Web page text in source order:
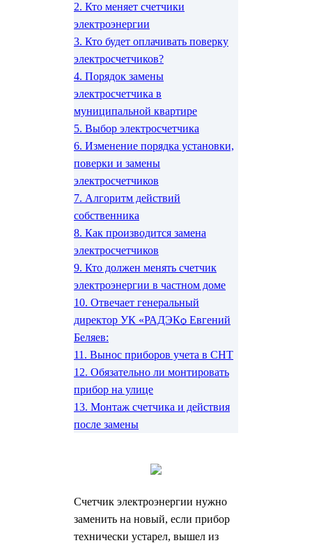
2. Кто меняет счетчики
электроэнергии
3. Кто будет оплачивать поверку
электросчетчиков?
4. Порядок замены
электросчетчика в
муниципальной квартире
5. Выбор электросчетчика
6. Изменение порядка установки,
поверки и замены
электросчетчиков
7. Алгоритм действий
собственника
8. Как производится замена
электросчетчиков
9. Кто должен менять счетчик
электроэнергии в частном доме
10. Отвечает генеральный
директор УК «РАДЭКѻ Евгений
Беляев:
11. Вынос приборов учета в СНТ
12. Обязательно ли монтировать
прибор на улице
13. Монтаж счетчика и действия
после замены
Счетчик электроэнергии нужно
заменить на новый, если прибор
технически устарел, вышел из